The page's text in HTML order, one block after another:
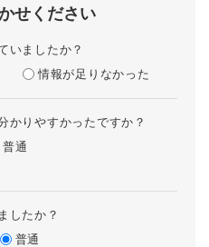
せください
いましたか？
情報が足りなかった
かりやすかったですか？
普通
したか？
普通